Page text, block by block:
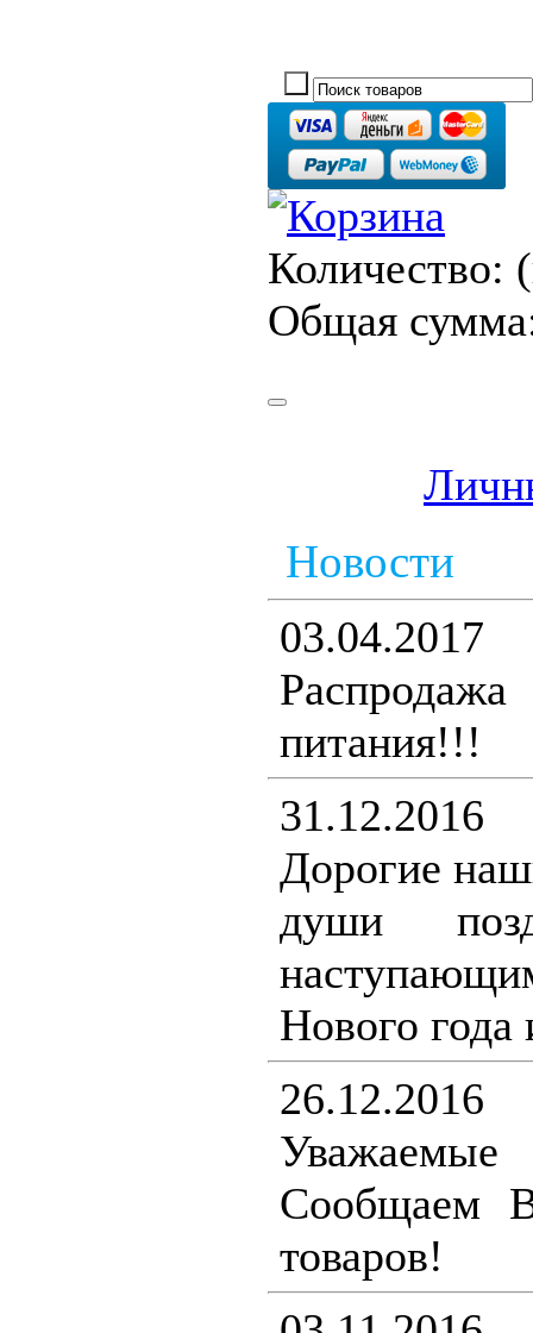
Количество:
Общая
Новости
03.04.2017
питания!!!
31.12.2016
Дорогие
души
Нового года
26.12.2016
Сообщаем
товаров!